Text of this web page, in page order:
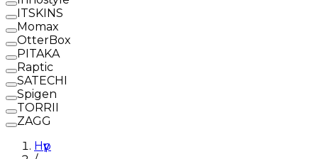
ITSKINS
Momax
OtterBox
PITAKA
Raptic
SATECHI
Spigen
TORRII
ZAGG
Нүүр